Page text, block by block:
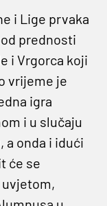
i Lige prvaka
prednosti
i Vrgorca koji
vrijeme je
igra
i u slučaju
a onda i idući
će se
uvjetom,